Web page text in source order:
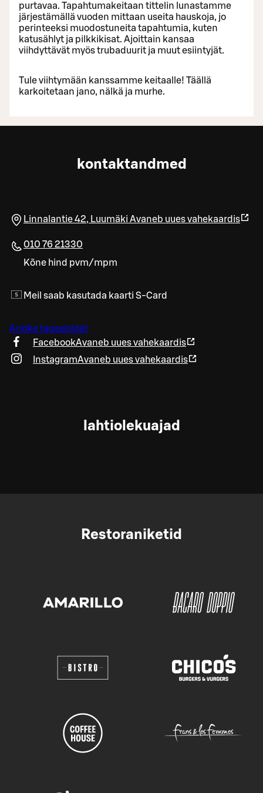
purtavaa. Tapahtumakeitaan tittelin lunastamme
järjestämällä vuoden mittaan useita hauskoja, jo
perinteeksi muodostuneita tapahtumia, kuten
katusählyt ja pilkkikisat. Ajoittain kansaa
viihdyttävät myös trubaduurit ja muut esiintyjät.
Tule viihtymään kanssamme keitaalle! Täällä
karkoitetaan jano, nälkä ja murhe.
kontaktandmed
Linnalantie 42, Luumäki Avaneb uues vahekaardis
010 76 21330
Kõne hind pvm/mpm
Meil saab kasutada kaarti S-Card
Andke tagasisidet
FacebookAvaneb uues vahekaardis
InstagramAvaneb uues vahekaardis
lahtiolekuajad
Restoraniketid